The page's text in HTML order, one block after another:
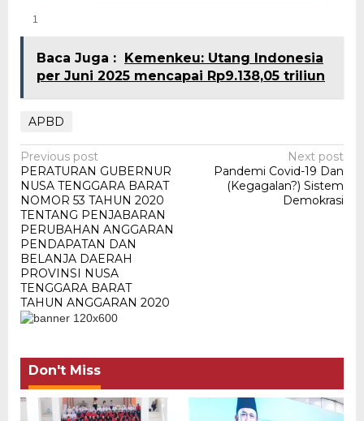
1
Baca Juga : Kemenkeu: Utang Indonesia
per Juni 2025 mencapai Rp9.138,05 triliun
APBD
Post
navigation
Previous post
PERATURAN GUBERNUR
NUSA TENGGARA BARAT
NOMOR 53 TAHUN 2020
TENTANG PENJABARAN
PERUBAHAN ANGGARAN
PENDAPATAN DAN
BELANJA DAERAH
PROVINSI NUSA
TENGGARA BARAT
TAHUN ANGGARAN 2020
Next post
Pandemi Covid-19 Dan
(Kegagalan?) Sistem
Demokrasi
Don't Miss